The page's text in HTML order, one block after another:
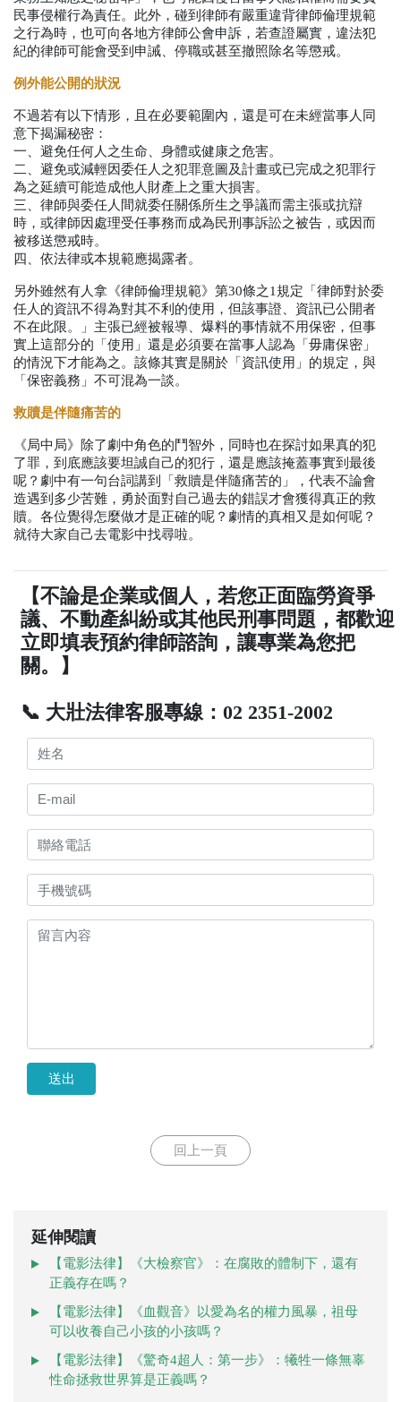
民事侵權行為責任。此外，碰到律師有嚴重違背律師倫理規範
之行為時，也可向各地方律師公會申訴，若查證屬實，違法犯
紀的律師可能會受到申誡、停職或甚至撤照除名等懲戒。
例外能公開的狀況
不過若有以下情形，且在必要範圍內，還是可在未經當事人同
意下揭漏秘密：
一、避免任何人之生命、身體或健康之危害。
二、避免或減輕因委任人之犯罪意圖及計畫或已完成之犯罪行
為之延續可能造成他人財產上之重大損害。
三、律師與委任人間就委任關係所生之爭議而需主張或抗辯
時，或律師因處理受任事務而成為民刑事訴訟之被告，或因而
被移送懲戒時。
四、依法律或本規範應揭露者。
另外雖然有人拿《律師倫理規範》第30條之1 規定「律師對於委
任人的資訊不得為對其不利的使用，但該事證、資訊已公開者
不在此限。」主張已經被報導、爆料的事情就不用保密，但事
實上這部分的「使用」還是必須要在當事人認為「毋庸保密」
的情況下才能為之。該條其實是關於「資訊使用」的規定，與
「保密義務」不可混為一談。
救贖是伴隨痛苦的
《局中局》除了劇中角色的鬥智外，同時也在探討如果真的犯
了罪，到底應該要坦誠自己的犯行，還是應該掩蓋事實到最後
呢？劇中有一句台詞講到「救贖是伴隨痛苦的」，代表不論會
造遇到多少苦難，勇於面對自己過去的錯誤才會獲得真正的救
贖。各位覺得怎麼做才是正確的呢？劇情的真相又是如何呢？
就待大家自己去電影中找尋啦。
【不論是企業或個人，若您正面臨勞資爭
議、不動產糾紛或其他民刑事問題，都歡迎
立即填表預約律師諮詢，讓專業為您把
關。】
📞 大壯法律客服專線：02 2351-2002
送出
回上一頁
延伸閱讀
【電影法律】《大檢察官》：在腐敗的體制下，還有
正義存在嗎？
【電影法律】《血觀音》以愛為名的權力風暴，祖母
可以收養自己小孩的小孩嗎？
【電影法律】《驚奇4超人：第一步》：犧牲一條無辜
性命拯救世界算是正義嗎？